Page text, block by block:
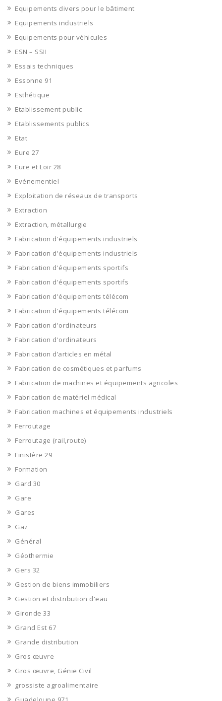
Equipements divers pour le bâtiment
Equipements industriels
Equipements pour véhicules
ESN – SSII
Essais techniques
Essonne 91
Esthétique
Etablissement public
Etablissements publics
Etat
Eure 27
Eure et Loir 28
Evénementiel
Exploitation de réseaux de transports
Extraction
Extraction, métallurgie
Fabrication d'équipements industriels
Fabrication d'équipements industriels
Fabrication d'équipements sportifs
Fabrication d'équipements sportifs
Fabrication d'équipements télécom
Fabrication d'équipements télécom
Fabrication d'ordinateurs
Fabrication d'ordinateurs
Fabrication d’articles en métal
Fabrication de cosmétiques et parfums
Fabrication de machines et équipements agricoles
Fabrication de matériel médical
Fabrication machines et équipements industriels
Ferroutage
Ferroutage (rail,route)
Finistère 29
Formation
Gard 30
Gare
Gares
Gaz
Général
Géothermie
Gers 32
Gestion de biens immobiliers
Gestion et distribution d'eau
Gironde 33
Grand Est 67
Grande distribution
Gros œuvre
Gros œuvre, Génie Civil
grossiste agroalimentaire